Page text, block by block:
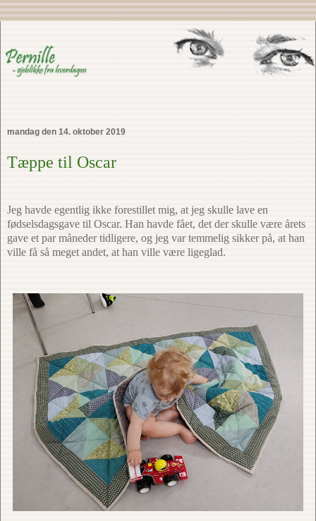
mandag den 14. oktober 2019
Tæppe til Oscar
Jeg havde egentlig ikke forestillet mig, at jeg skulle lave en
fødselsdagsgave til Oscar. Han havde fået, det der skulle være årets
gave et par måneder tidligere, og jeg var temmelig sikker på, at han
ville få så meget andet, at han ville være ligeglad.